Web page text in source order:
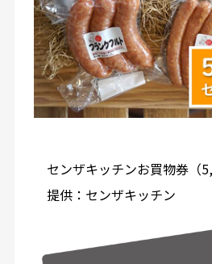
センザキッチンお買物券（
提供：センザキッチン